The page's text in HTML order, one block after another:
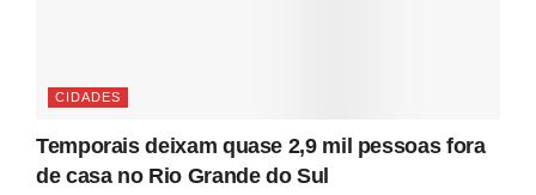
CIDADES
Temporais deixam quase 2,9 mil pessoas fora
de casa no Rio Grande do Sul